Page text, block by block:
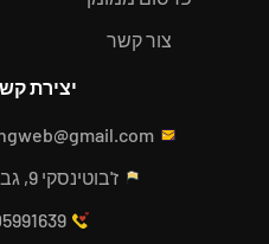
צור קשר
יצירת
ז'בוטינסקי 9, גבעת שמואל